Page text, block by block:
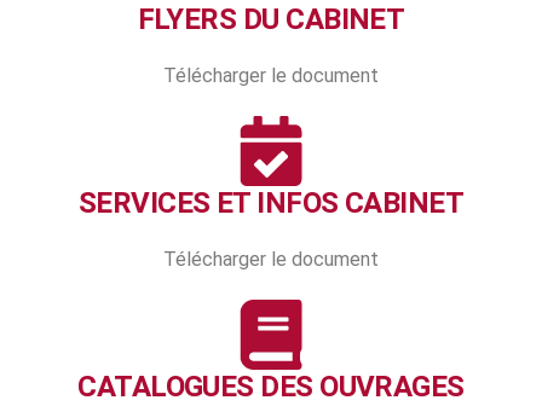
FLYERS DU CABINET
Télécharger le document
SERVICES ET INFOS CABINET
Télécharger le document
CATALOGUES DES OUVRAGES